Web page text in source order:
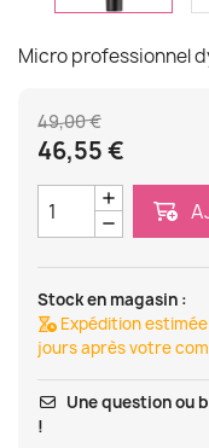
Micro professionnel
49,00 €
46,55 €
Stock en magasin :
Expédition estimée
jours après votre
Une question ou
!